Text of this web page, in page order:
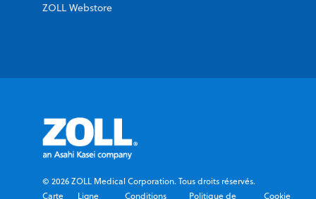
ZOLL Webstore
© 2026 ZOLL Medical Corporation. Tous droits réservés.
Carte
Ligne Conditions Politique de Cookie